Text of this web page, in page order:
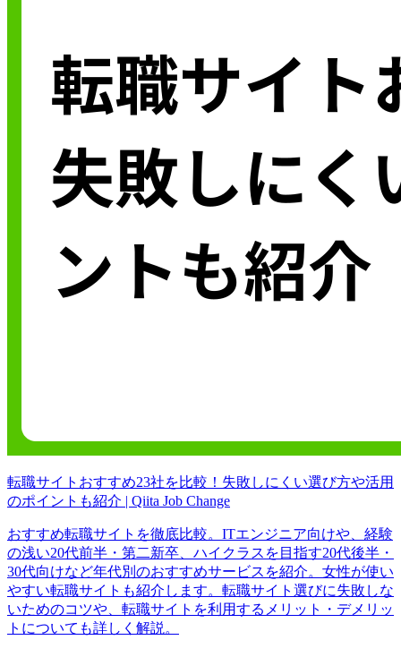
転職サイトおすすめ23社を比較！失敗しにくい選び方や活用
のポイントも紹介 | Qiita Job Change
おすすめ転職サイトを徹底比較。ITエンジニア向けや、経験
の浅い20代前半・第二新卒、ハイクラスを目指す20代後半・
30代向けなど年代別のおすすめサービスを紹介。女性が使い
やすい転職サイトも紹介します。転職サイト選びに失敗しな
いためのコツや、転職サイトを利用するメリット・デメリッ
トについても詳しく解説。